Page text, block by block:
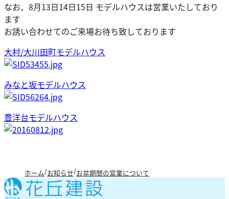
なお、8月13日14日15日 モデルハウスは営業いたしており
ます
お誘い合わせてのご来場お待ち致しております
大村/大川田町モデルハウス
みなと坂モデルハウス
豊洋台モデルハウス
ホーム お知らせ お盆期間の営業について